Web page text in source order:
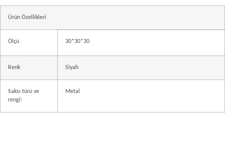
Ürün Özellikleri
Ölçü 30*30*30
Renk Siyah
Saksı türü ve
rengi:
Metal